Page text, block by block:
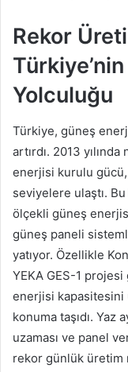
Rekor
Yolculuğu
Türkiye, güneş
artırdı. 2013
enerjisi kurulu gücü,
seviyelere ulaştı.
ölçekli güneş
güneş paneli
yatıyor. Özellikle
YEKA GES-1
enerjisi kapasitesini
konuma taşıdı. Yaz
uzaması ve panel
rekor günlük üretim